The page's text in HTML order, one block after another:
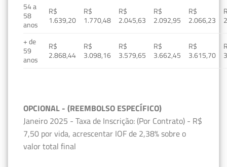
54 a
58
anos
R$
1.639,20
R$
1.770,48
R$
2.045,63
R$
2.092,95
R$
2.066,23
+ de
59
anos
R$
2.868,44
R$
3.098,16
R$
3.579,65
R$
3.662,45
R$
3.615,70
OPCIONAL - (REEMBOLSO ESPECÍFICO)
Janeiro 2025 - Taxa de Inscrição: (Por Contrato) - R$
7,50 por vida, acrescentar IOF de 2,38% sobre o
valor total final